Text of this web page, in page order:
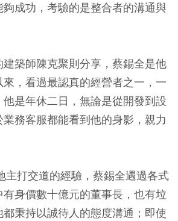
成功，考驗的是整合者的溝通與
築師陳克聚則分享，蔡錫全是他
，看過最認真的經營者之一，一
是年休二日，無論是從開發到設
務客服都能看到他的身影，親力
主打交道的經驗，蔡錫全遇過各式
身價數十億元的董事長，也有垃
秉持以誠待人的態度溝通；即使